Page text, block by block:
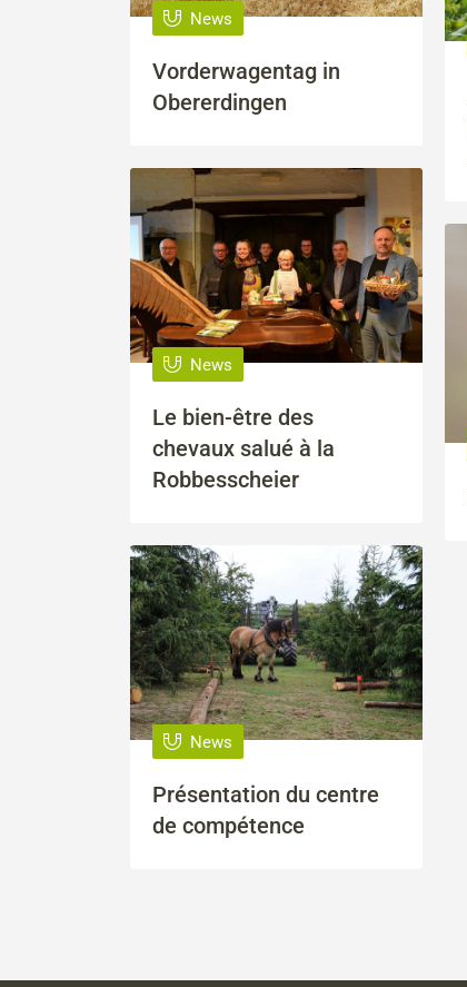
News
Vorderwagentag in
Obererdingen
News
Le bien-être des
chevaux salué à la
Robbesscheier
News
Présentation du centre
de compétence